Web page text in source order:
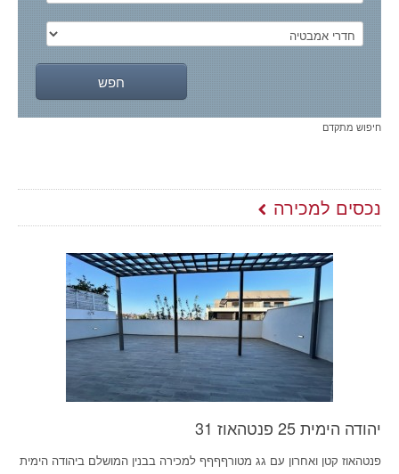
חיפוש מתקדם
נכסים למכירה
יהודה הימית 25 פנטהאוז 31
פנטהאוז קטן ואחרון עם גג מטורףףףף למכירה בבנין המושלם ביהודה הימית